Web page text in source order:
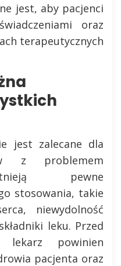
jest, aby pacjenci
oraz
terapeutycznych
jest zalecane dla
z problemem
pewne
stosowania, takie
niewydolność
leku. Przed
lekarz powinien
pacjenta oraz